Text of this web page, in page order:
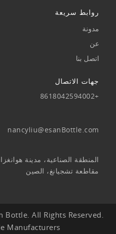
روابط سريعة
مدونة
عن
اتصل بنا
جهات الاتصال
+8618042594002
nancyliu@esanBottle.com
المنطقة الصناعية، مدينة
مقاطعة تشجيانغ، الصين
Bottle. All Rights Reserved.
Manufacturers